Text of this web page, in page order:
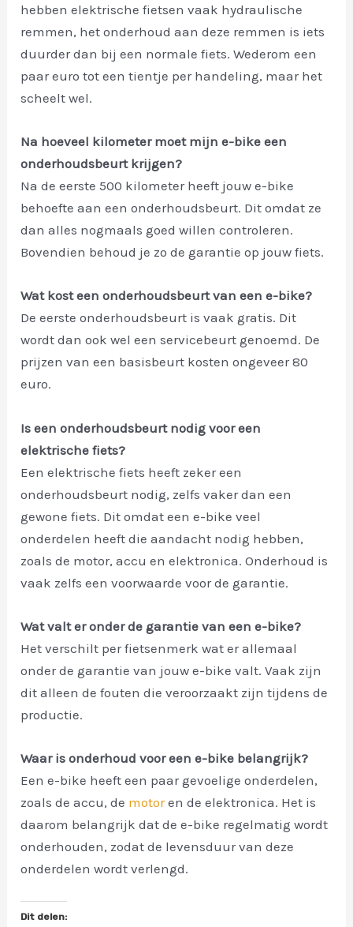
hebben elektrische fietsen vaak hydraulische
remmen, het onderhoud aan deze remmen is iets
duurder dan bij een normale fiets. Wederom een
paar euro tot een tientje per handeling, maar het
scheelt wel.
Na hoeveel kilometer moet mijn e-bike een
onderhoudsbeurt krijgen?
Na de eerste 500 kilometer heeft jouw e-bike
behoefte aan een onderhoudsbeurt. Dit omdat ze
dan alles nogmaals goed willen controleren.
Bovendien behoud je zo de garantie op jouw fiets.
Wat kost een onderhoudsbeurt van een e-bike?
De eerste onderhoudsbeurt is vaak gratis. Dit
wordt dan ook wel een servicebeurt genoemd. De
prijzen van een basisbeurt kosten ongeveer 80
euro.
Is een onderhoudsbeurt nodig voor een
elektrische fiets?
Een elektrische fiets heeft zeker een
onderhoudsbeurt nodig, zelfs vaker dan een
gewone fiets. Dit omdat een e-bike veel
onderdelen heeft die aandacht nodig hebben,
zoals de motor, accu en elektronica. Onderhoud is
vaak zelfs een voorwaarde voor de garantie.
Wat valt er onder de garantie van een e-bike?
Het verschilt per fietsenmerk wat er allemaal
onder de garantie van jouw e-bike valt. Vaak zijn
dit alleen de fouten die veroorzaakt zijn tijdens de
productie.
Waar is onderhoud voor een e-bike belangrijk?
Een e-bike heeft een paar gevoelige onderdelen,
zoals de accu, de motoren de elektronica. Het is
daarom belangrijk dat de e-bike regelmatig wordt
onderhouden, zodat de levensduur van deze
onderdelen wordt verlengd.
Dit delen: